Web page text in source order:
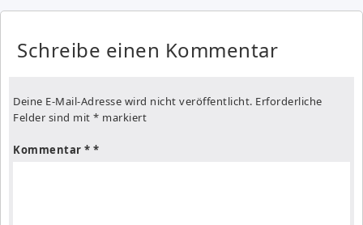
Schreibe einen Kommentar
Deine E-Mail-Adresse wird nicht veröffentlicht. Erforderliche
Felder sind mit * markiert
Kommentar *